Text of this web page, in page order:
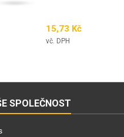
Cena
15,73 Kč
vč. DPH
SPOLEČNOST